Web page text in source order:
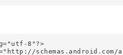
8"?>
schemas.android.com/